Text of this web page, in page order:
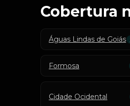
Cobertura
Águas Lindas de Goiás
Formosa
Cidade Ocidental